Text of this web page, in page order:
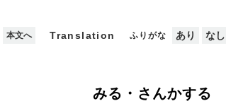
本文へ Translation ふりがな あり なし
みる・さんかする